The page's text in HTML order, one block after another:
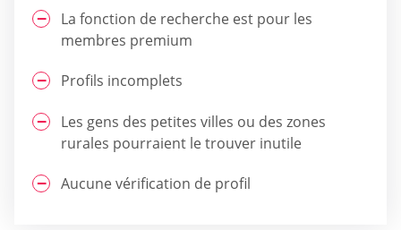
La fonction de recherche est pour les
membres premium
Profils incomplets
Les gens des petites villes ou des zones
rurales pourraient le trouver inutile
Aucune vérification de profil